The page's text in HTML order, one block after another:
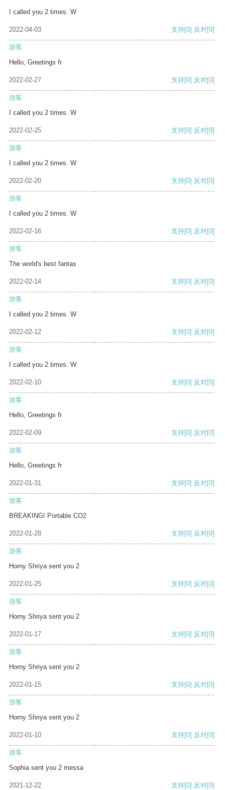
I called you 2 times. W
2022-04-03 支持[0] 反对[0]
游客
Hello, Greetings fr
2022-02-27 支持[0] 反对[0]
游客
I called you 2 times. W
2022-02-25 支持[0] 反对[0]
游客
I called you 2 times. W
2022-02-20 支持[0] 反对[0]
游客
I called you 2 times. W
2022-02-16 支持[0] 反对[0]
游客
The world's best fantas
2022-02-14 支持[0] 反对[0]
游客
I called you 2 times. W
2022-02-12 支持[0] 反对[0]
游客
I called you 2 times. W
2022-02-10 支持[0] 反对[0]
游客
Hello, Greetings fr
2022-02-09 支持[0] 反对[0]
游客
Hello, Greetings fr
2022-01-31 支持[0] 反对[0]
游客
BREAKING! Portable CO2
2022-01-28 支持[0] 反对[0]
游客
Horny Shriya sent you 2
2022-01-25 支持[0] 反对[0]
游客
Horny Shriya sent you 2
2022-01-17 支持[0] 反对[0]
游客
Horny Shriya sent you 2
2022-01-15 支持[0] 反对[0]
游客
Horny Shriya sent you 2
2022-01-10 支持[0] 反对[0]
游客
Sophia sent you 2 messa
2021-12-22 支持[0] 反对[0]